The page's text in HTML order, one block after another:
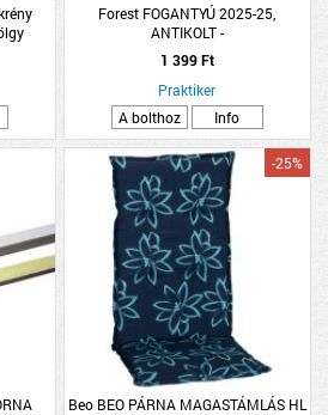
Forest FOGANTYÚ 2025-25,
ANTIKOLT -
1 399 Ft
Praktiker
A bolthoz
Info
Beo BEO PÁRNA MAGASTÁMLÁS HL
-25%